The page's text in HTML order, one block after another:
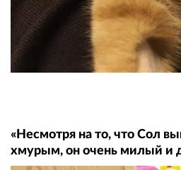
«Несмотря на то, что Сол
хмурым, он очень милый и